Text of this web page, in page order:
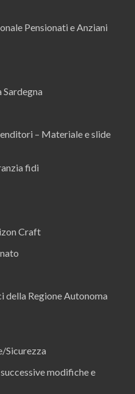
Pensionati e Anziani
Sardegna
– Materiale e slide
fidi
Craft
della Regione Autonoma
Sicurezza
modifiche e